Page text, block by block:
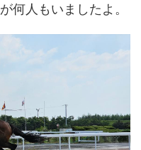
何人もいましたよ。